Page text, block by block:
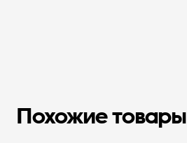
Похожие товары